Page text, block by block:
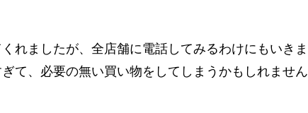
れましたが、全店舗に電話してみるわけにもいきま
て、必要の無い買い物をしてしまうかもしれません